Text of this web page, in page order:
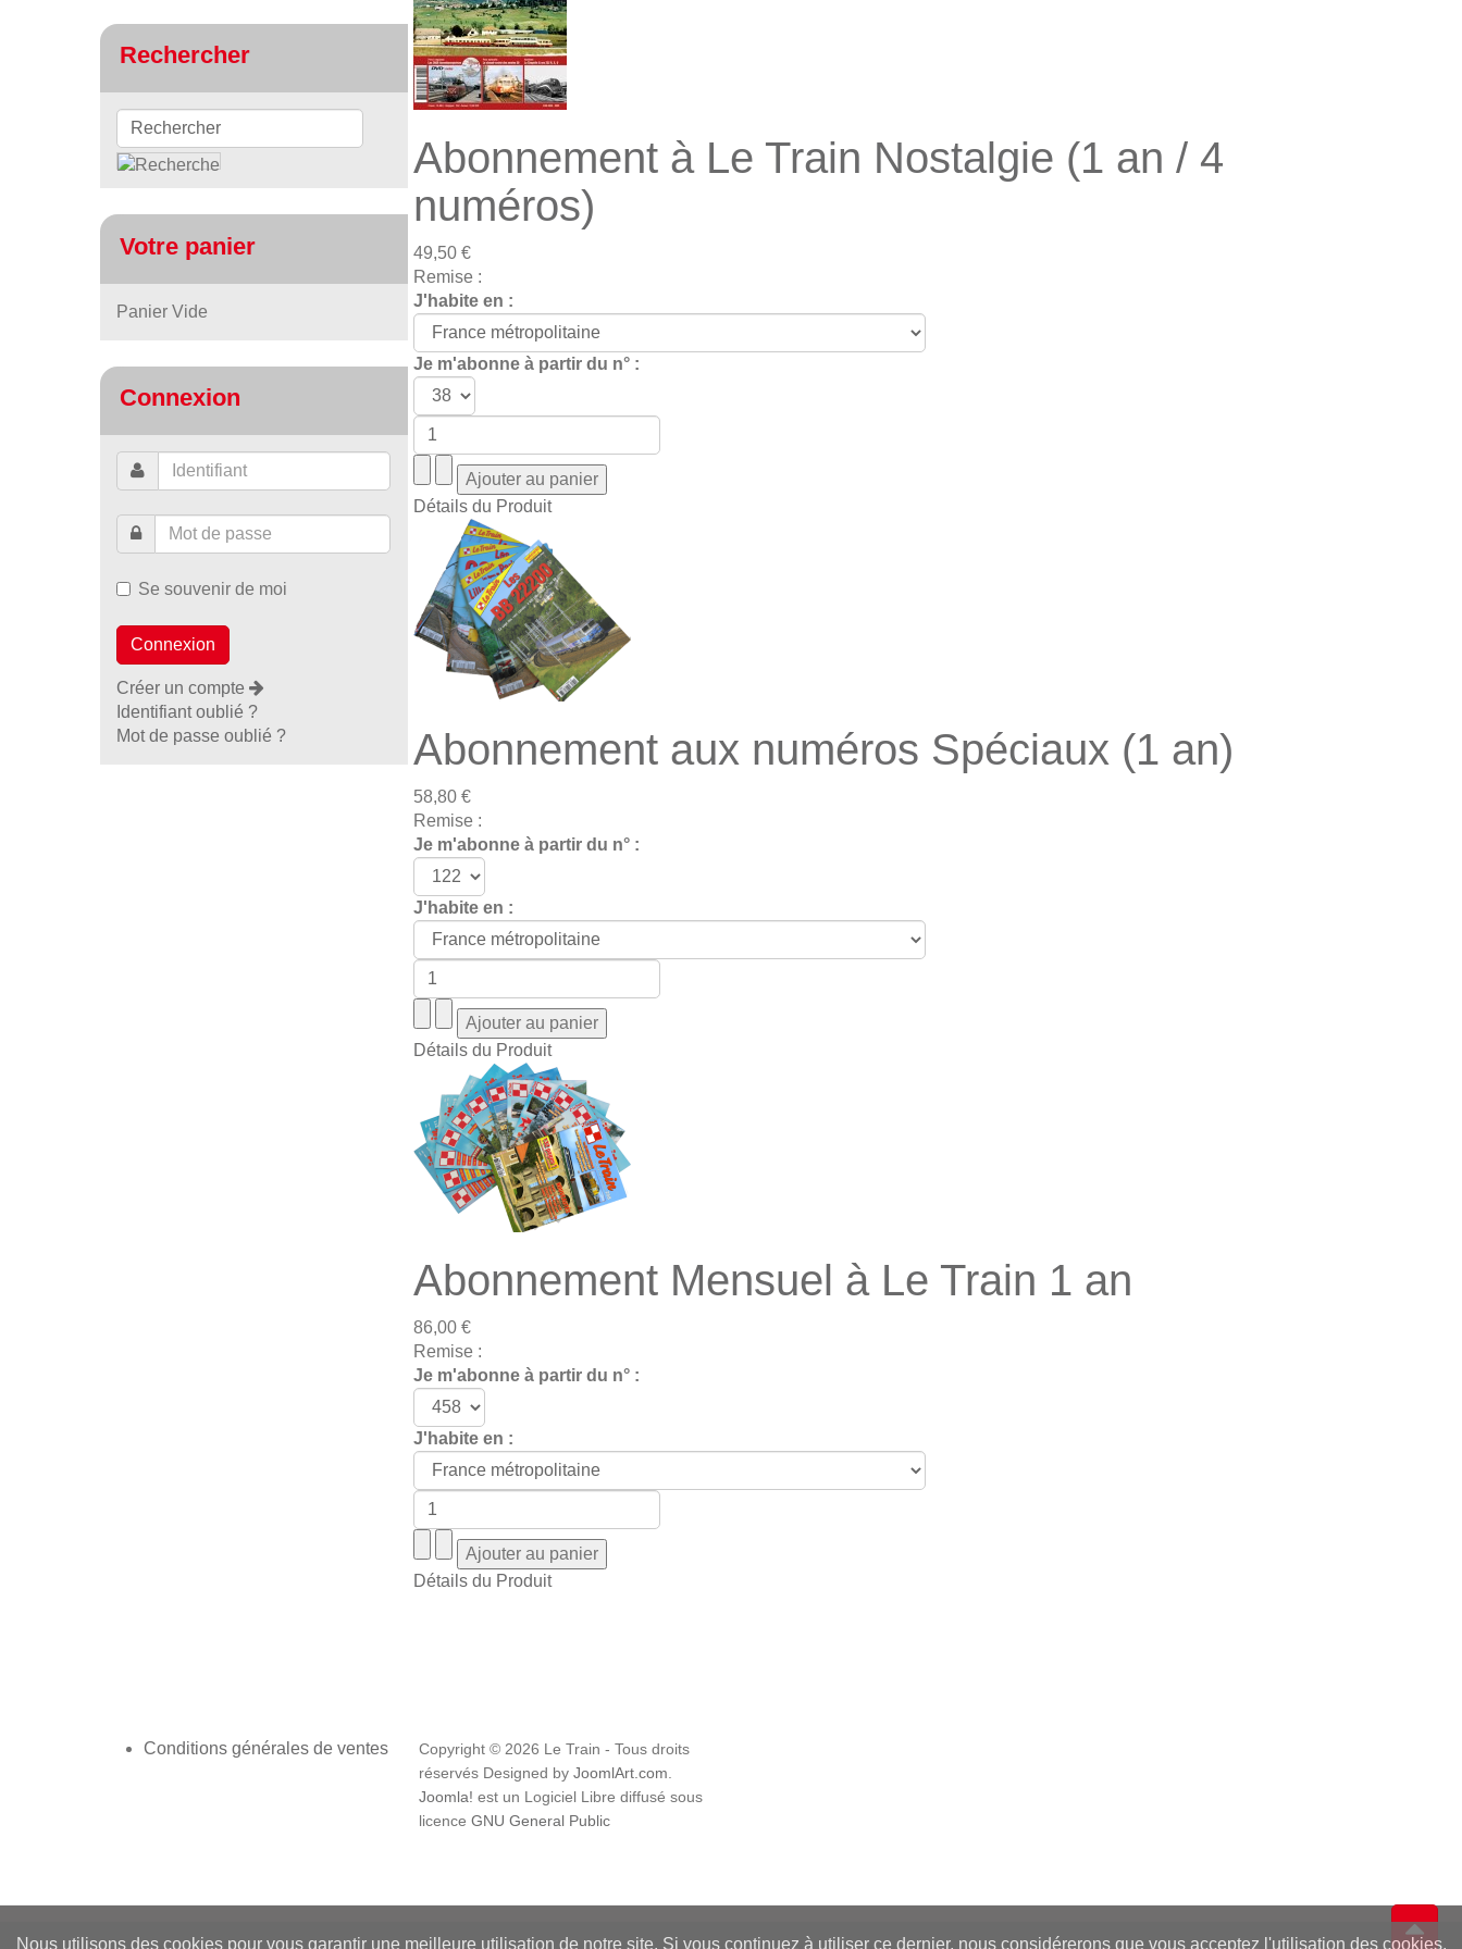
Abonnement à Le Train Nostalgie (1 an / 4
numéros)
49,50 €
Remise :
J'habite en :
Je m'abonne à partir du n° :
Détails du Produit
Abonnement aux numéros Spéciaux (1 an)
58,80 €
Remise :
Je m'abonne à partir du n° :
J'habite en :
Détails du Produit
Abonnement Mensuel à Le Train 1 an
86,00 €
Remise :
Je m'abonne à partir du n° :
J'habite en :
Détails du Produit
Rechercher
Votre panier
Panier Vide
Connexion
Se souvenir de moi
Créer un compte
Identifiant oublié ?
Mot de passe oublié ?
Conditions générales de ventes
Copyright © 2026 Le Train - Tous droits
réservés Designed by JoomlArt.com.
Joomla! est un Logiciel Libre diffusé sous
licence GNU General Public
Nous utilisons des cookies pour vous garantir une meilleure utilisation de notre site. Si vous continuez à utiliser ce dernier, nous considérerons que vous acceptez l'utilisation des cookies.